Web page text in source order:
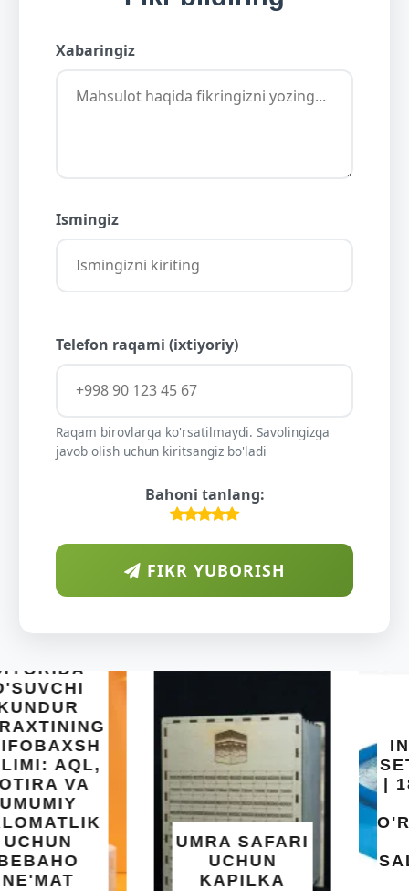
Xabaringiz
Ismingiz
Telefon raqami (ixtiyoriy)
Raqam birovlarga ko'rsatilmaydi. Savolingizga
javob olish uchun kiritsangiz bo'ladi
Bahoni tanlang:
FIKR YUBORISH
UMRA SAFARI
UCHUN
KAPILKA
INTEX EASY
SET BASSEYN
| 183X51 SM |
OSON
O'RNATILUVCHI
YOZGI
SALQINLIK VA
MAROQ